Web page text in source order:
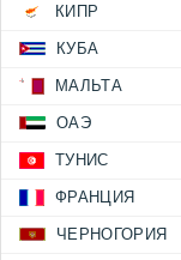
КИПР
КУБА
МАЛЬТА
ОАЭ
ТУНИС
ФРАНЦИЯ
ЧЕРНОГОРИЯ